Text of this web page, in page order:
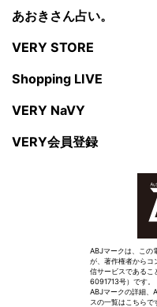
あおきさん占い。
VERY STORE
Shopping LIVE
VERY NaVY
VERY会員登録
ABJマークは、この
が、著作権者からコ
信サービスであるこ
6091713号）です。
ABJマークの詳細、
スの一覧はこちらで